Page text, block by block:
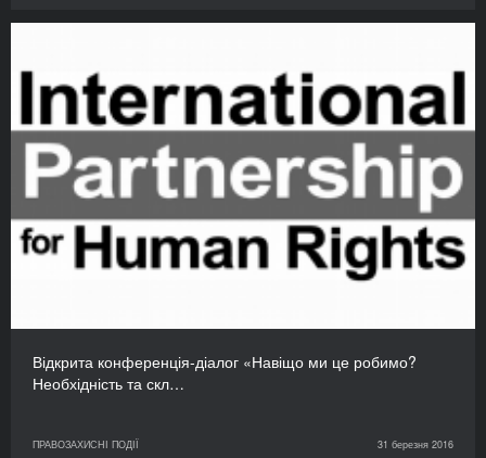
Відкрита конференція-діалог «Навіщо ми це робимо?
Необхідність та скл…
ПРАВОЗАХИСНІ ПОДІЇ 31 березня 2016